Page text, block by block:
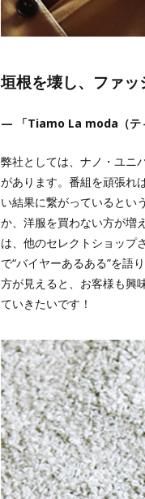
垣根を壊し、ファッ
— 「Tiamo La moda（テ
弊社としては、ナノ・ユニ
があります。番組を頑張れ
い結果に繋がっているとい
か、洋服を買わない方が増
は、他のセレクトショップ
で“バイヤーあるある”を語
方が見えると、お客様も興
ていきたいです！